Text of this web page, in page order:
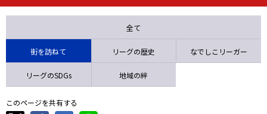
ニッパツ
ニッパツ
石人の星
全て
街を訪ねて リーグの歴史 なでしこリーガー
リーグのSDGs 地域の絆
このページを共有する